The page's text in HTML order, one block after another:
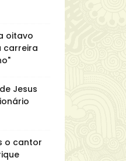
oitavo
carreira
Jesus
o cantor